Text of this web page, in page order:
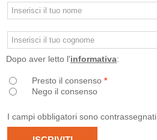
Dopo aver letto l'informativa:
Presto il consenso *
Nego il consenso
I campi obbligatori sono contrassegnati